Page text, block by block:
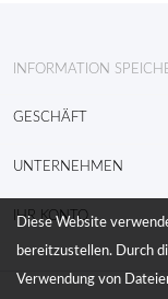
INFORMATION
GESCHÄFT
UNTERNEHMEN
IHR KONTO
Diese Website
bereitzustellen. Durch
Verwendung von